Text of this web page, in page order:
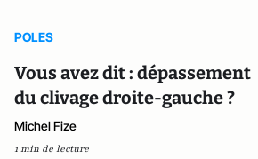
POLES
Vous avez dit : dépassement
du clivage droite-gauche ?
Michel Fize
1 min de lecture